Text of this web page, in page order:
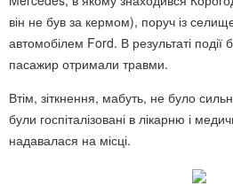
він не був за кермом), поруч із
автомобілем Ford. В результаті події
пасажир отримали травми.
Втім, зіткнення, мабуть, не було
були госпіталізовані в лікарню і
надавалася на місці.